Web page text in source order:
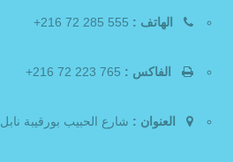
الهاتف :
الفاكس :
العنوان : شارع الحبيب بورقيبة نابل 8000